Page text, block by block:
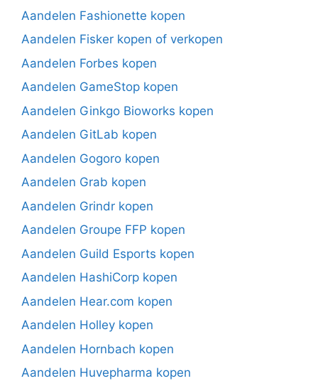
Aandelen Fashionette kopen
Aandelen Fisker kopen of verkopen
Aandelen Forbes kopen
Aandelen GameStop kopen
Aandelen Ginkgo Bioworks kopen
Aandelen GitLab kopen
Aandelen Gogoro kopen
Aandelen Grab kopen
Aandelen Grindr kopen
Aandelen Groupe FFP kopen
Aandelen Guild Esports kopen
Aandelen HashiCorp kopen
Aandelen Hear.com kopen
Aandelen Holley kopen
Aandelen Hornbach kopen
Aandelen Huvepharma kopen